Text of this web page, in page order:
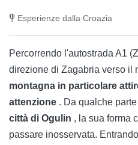
Esperienze dalla Croazia
Percorrendo l'autostrada A1
direzione di Zagabria verso il
montagna in particolare
attenzione . Da qualche
città di Ogulin , la sua forma
passare inosservata.